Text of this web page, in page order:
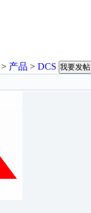
> 产品 > DCS 我要发帖